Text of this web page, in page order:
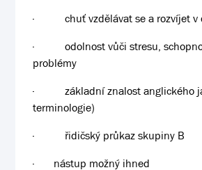
·
chuť vzdělávat se a rozvíjet v
·
odolnost vůči stresu,
problémy
·
základní znalost anglického
terminologie)
·
řidičský průkaz skupiny B
·
nástup možný ihned